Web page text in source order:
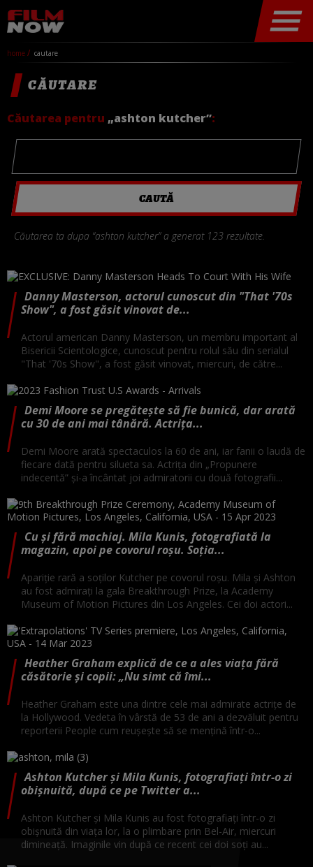
home cautare
CĂUTARE
Căutarea pentru „ashton kutcher”:
Căutarea ta dupa “ashton kutcher” a generat 123 rezultate.
Danny Masterson, actorul cunoscut din "That '70s
Show", a fost găsit vinovat de...
Actorul american Danny Masterson, un membru important al
Bisericii Scientologice, cunoscut pentru rolul său din serialul
"That '70s Show", a fost găsit vinovat, miercuri, de către...
Demi Moore se pregătește să fie bunică, dar arată
cu 30 de ani mai tânără. Actrița...
Demi Moore arată spectaculos la 60 de ani, iar fanii o laudă de
fiecare dată pentru silueta sa. Actrița din „Propunere
indecentă” și-a încântat joi admiratorii cu două fotografii...
Cu și fără machiaj. Mila Kunis, fotografiată la
magazin, apoi pe covorul roșu. Soția...
Apariție rară a soților Kutcher pe covorul roșu. Mila și Ashton
au fost admirați la gala Breakthrough Prize, la Academy
Museum of Motion Pictures din Los Angeles. Cei doi actori...
Heather Graham explică de ce a ales viața fără
căsătorie și copii: „Nu simt că îmi...
Heather Graham este una dintre cele mai admirate actrițe de
la Hollywood. Vedeta în vârstă de 53 de ani a dezvăluit pentru
reporterii People cum reușește să se mențină într-o...
Ashton Kutcher și Mila Kunis, fotografiați într-o zi
obișnuită, după ce pe Twitter a...
Ashton Kutcher și Mila Kunis au fost fotografiați într-o zi
obișnuită din viața lor, la o plimbare prin Bel-Air, miercuri
dimineață. Imaginile vin după ce recent cei doi soți au...